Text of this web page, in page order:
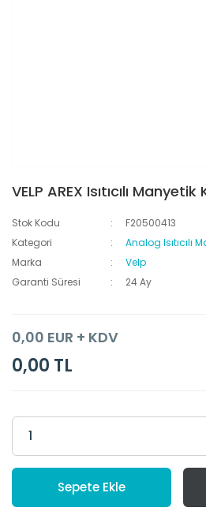
VELP AREX Isıtıcılı Manyetik
Stok Kodu
F20500413
Kategori
Analog Isıtıcılı
Marka
Velp
Garanti Süresi
24 Ay
0,00 EUR + KDV
0,00 TL
Sepete Ekle